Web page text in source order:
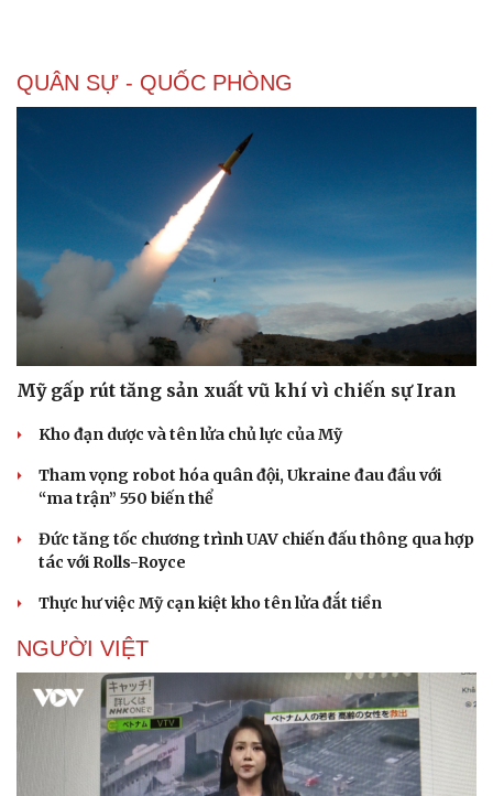
QUÂN SỰ - QUỐC PHÒNG
Mỹ gấp rút tăng sản xuất vũ khí vì chiến sự Iran
Kho đạn dược và tên lửa chủ lực của Mỹ
Tham vọng robot hóa quân đội, Ukraine đau đầu với
“ma trận” 550 biến thể
Đức tăng tốc chương trình UAV chiến đấu thông qua hợp
tác với Rolls-Royce
Thực hư việc Mỹ cạn kiệt kho tên lửa đắt tiền
NGƯỜI VIỆT